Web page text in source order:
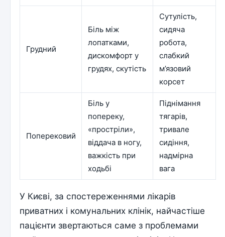
Грудний
Біль між
лопатками,
дискомфорт у
грудях, скутість
Сутулість,
сидяча
робота,
слабкий
м’язовий
корсет
Поперековий
Біль у
попереку,
«простріли»,
віддача в ногу,
важкість при
ходьбі
Піднімання
тягарів,
тривале
сидіння,
надмірна
вага
У Києві, за спостереженнями лікарів
приватних і комунальних клінік, найчастіше
пацієнти звертаються саме з проблемами